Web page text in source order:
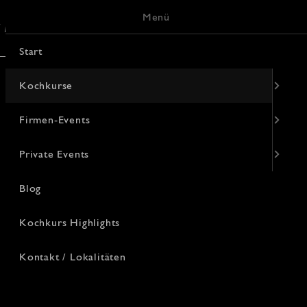
Menü
Start
Kochkurse
Firmen-Events
Private Events
Blog
Kochkurs Highlights
Kontakt / Lokalitäten